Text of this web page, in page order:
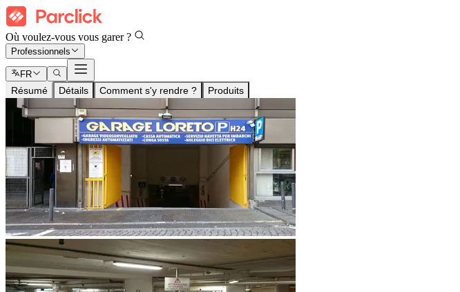
Où voulez-vous vous garer ?
Professionnels
FR
Résumé Détails Comment s'y rendre ? Produits